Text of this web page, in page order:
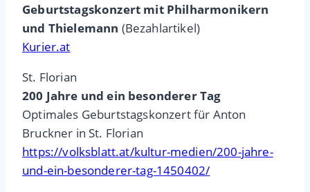
Geburtstagskonzert mit Philharmonikern
und Thielemann (Bezahlartikel)
Kurier.at
St. Florian
200 Jahre und ein besonderer Tag
Optimales Geburtstagskonzert für Anton
Bruckner in St. Florian
https://volksblatt.at/kultur-medien/200-jahre-
und-ein-besonderer-tag-1450402/